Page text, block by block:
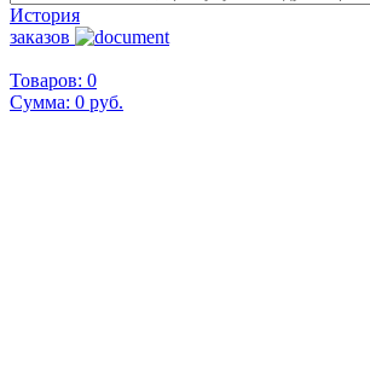
История
заказов
Товаров: 0
Сумма: 0 руб.